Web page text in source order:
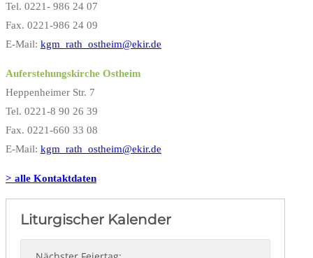
Tel. 0221- 986 24 07
Fax. 0221-986 24 09
E-Mail: kgm_rath_ostheim@ekir.de
Auferstehungskirche Ostheim
Heppenheimer Str. 7
Tel. 0221-8 90 26 39
Fax. 0221-660 33 08
E-Mail: kgm_rath_ostheim@ekir.de
> alle Kontaktdaten